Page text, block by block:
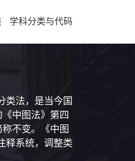
学科分类与代码
类法，是当今国
中图法》第四
不变。《中图
释系统，调整类